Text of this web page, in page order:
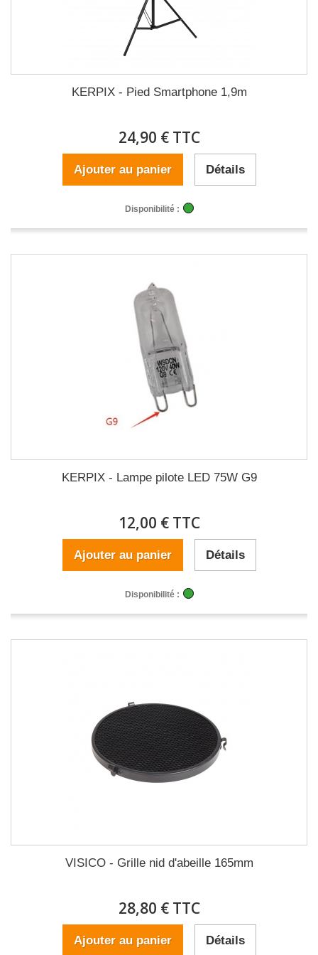
KERPIX - Pied Smartphone 1,9m
24,90 € TTC
Ajouter au panier Détails
Disponibilité :
KERPIX - Lampe pilote LED 75W G9
12,00 € TTC
Ajouter au panier Détails
Disponibilité :
VISICO - Grille nid d'abeille 165mm
28,80 € TTC
Ajouter au panier Détails